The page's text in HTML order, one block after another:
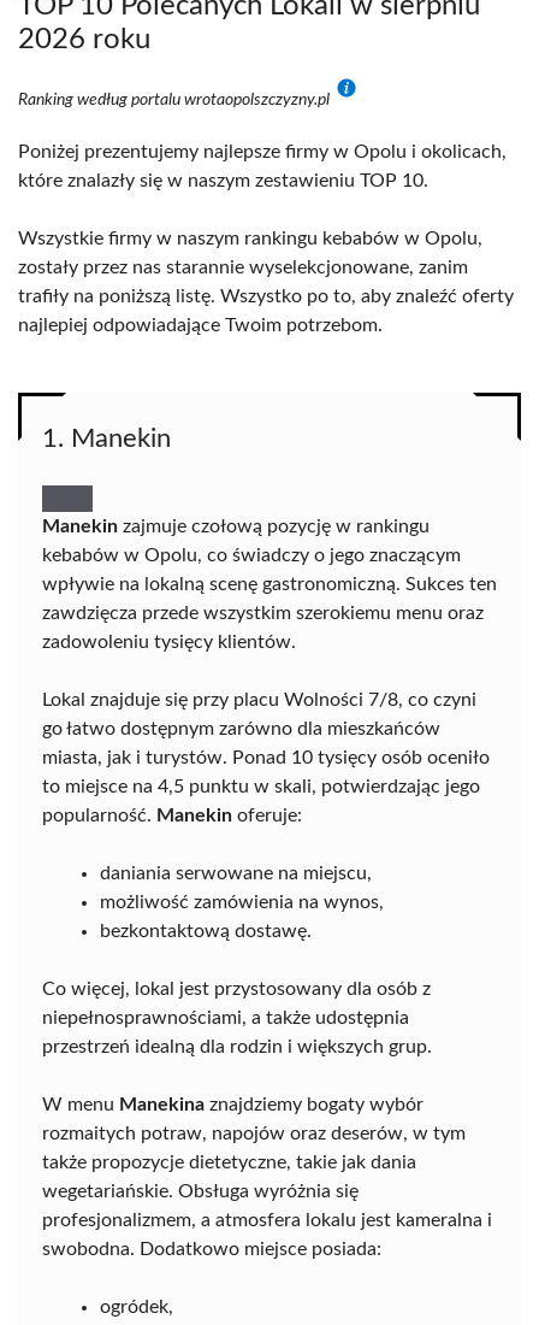
TOP 10 Polecanych Lokali w sierpniu
2026 roku
Ranking według portalu wrotaopolszczyzny.pl
Poniżej prezentujemy najlepsze firmy w Opolu i okolicach,
które znalazły się w naszym zestawieniu TOP 10.
Wszystkie firmy w naszym rankingu kebabów w Opolu,
zostały przez nas starannie wyselekcjonowane, zanim
trafiły na poniższą listę. Wszystko po to, aby znaleźć oferty
najlepiej odpowiadające Twoim potrzebom.
1. Manekin
Manekin zajmuje czołową pozycję w rankingu
kebabów w Opolu, co świadczy o jego znaczącym
wpływie na lokalną scenę gastronomiczną. Sukces ten
zawdzięcza przede wszystkim szerokiemu menu oraz
zadowoleniu tysięcy klientów.
Lokal znajduje się przy placu Wolności 7/8, co czyni
go łatwo dostępnym zarówno dla mieszkańców
miasta, jak i turystów. Ponad 10 tysięcy osób oceniło
to miejsce na 4,5 punktu w skali, potwierdzając jego
popularność. Manekin oferuje:
daniania serwowane na miejscu,
możliwość zamówienia na wynos,
bezkontaktową dostawę.
Co więcej, lokal jest przystosowany dla osób z
niepełnosprawnościami, a także udostępnia
przestrzeń idealną dla rodzin i większych grup.
W menu Manekina znajdziemy bogaty wybór
rozmaitych potraw, napojów oraz deserów, w tym
także propozycje dietetyczne, takie jak dania
wegetariańskie. Obsługa wyróżnia się
profesjonalizmem, a atmosfera lokalu jest kameralna i
swobodna. Dodatkowo miejsce posiada:
ogródek,